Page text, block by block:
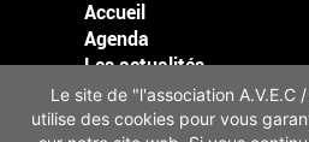
Accueil
Agenda
Les actualités
Mentions légales
Infos pratiques
Le site de "l'association A.V.E.C
utilise des cookies pour vous